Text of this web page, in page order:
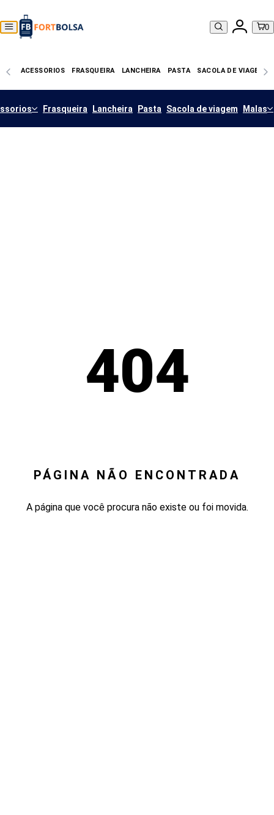
0
ACESSORIOS FRASQUEIRA LANCHEIRA PASTA SACOLA DE VIAGEM
Frasqueira Lancheira Pasta Sacola de viagem Malas
404
PÁGINA NÃO ENCONTRADA
A página que você procura não existe ou foi movida.